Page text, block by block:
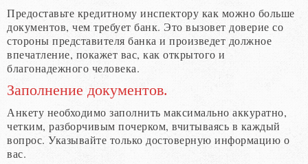
Предоставьте кредитному инспектору как можно больше
документов, чем требует банк. Это вызовет доверие со
стороны представителя банка и произведет должное
впечатление, покажет вас, как открытого и
благонадежного человека.
Заполнение документов.
Анкету необходимо заполнить максимально аккуратно,
четким, разборчивым почерком, вчитываясь в каждый
вопрос. Указывайте только достоверную информацию о
вас.